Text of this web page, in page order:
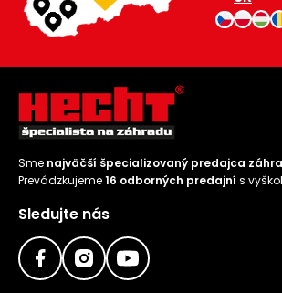
Sme najväčší špecializovaný predajca
Prevádzkujeme16 odborných predajní s
Sledujte nás